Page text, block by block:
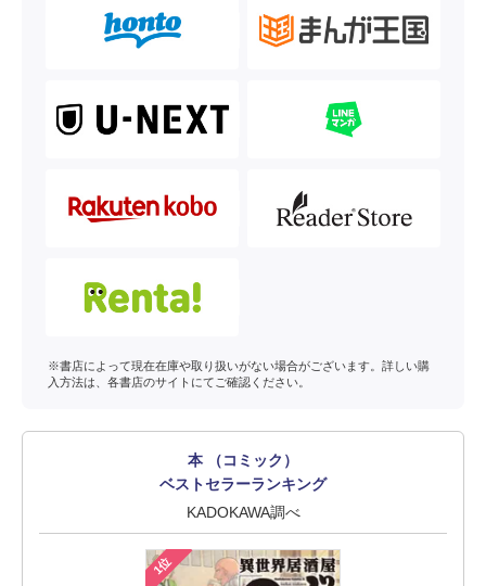
※書店によって現在在庫や取り扱いがない場合がございます。詳しい購
入方法は、各書店のサイトにてご確認ください。
本 （コミック）
ベストセラーランキング
KADOKAWA調べ
1位